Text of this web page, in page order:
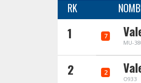
RK
1 7
MU-
2 2
O933